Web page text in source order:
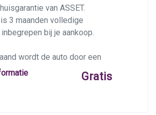
van ASSET.
3 maanden volledige
bij je aankoop.
wordt de auto door een
op 40 punten
en krijgt deze indienGratis